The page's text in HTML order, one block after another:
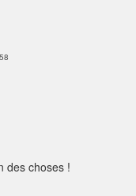
des choses !